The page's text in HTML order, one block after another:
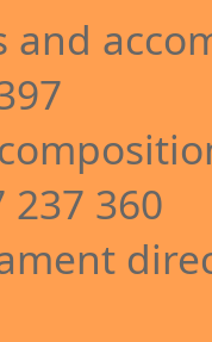
and
237 360